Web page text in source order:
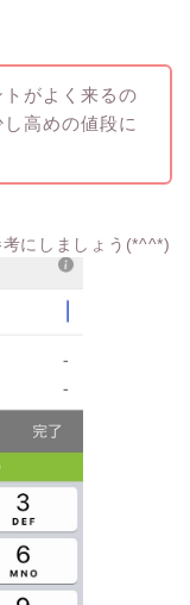
がよく来るの
高めの値段に
にしましょう(*^^*)